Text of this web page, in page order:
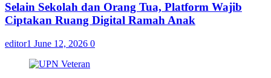
Selain Sekolah dan Orang Tua, Platform Wajib
Ciptakan Ruang Digital Ramah Anak
editor1 June 12, 2026 0